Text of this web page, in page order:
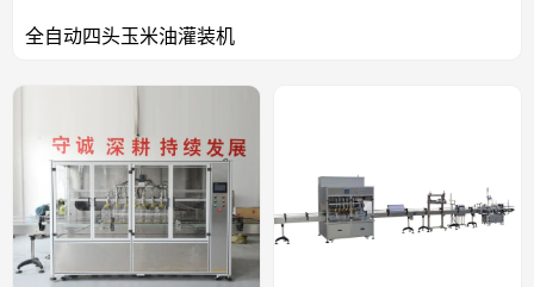
全自动四头玉米油灌装机